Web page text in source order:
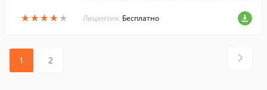
★★★★ ★
★★★★ ★ Лицензия: Бесплатно
1 2